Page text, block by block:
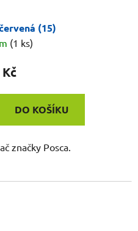
(15)
(1 ks)
DO KOŠÍKU
značky Posca.